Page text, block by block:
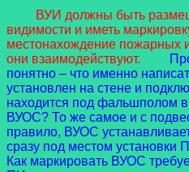
ВУИ должны быть
видимости и иметь
местонахождение пожарных
они взаимодействуют.
понятно – что именно
установлен на стене и
находится под фальшполом
ВУОС? То же самое и с
правило, ВУОС
сразу под местом установки
Как маркировать ВУОС